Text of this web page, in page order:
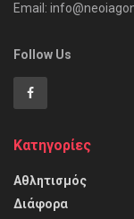
Email:
Follow Us
Κατηγορίες
Αθλητισμός
Διάφορα